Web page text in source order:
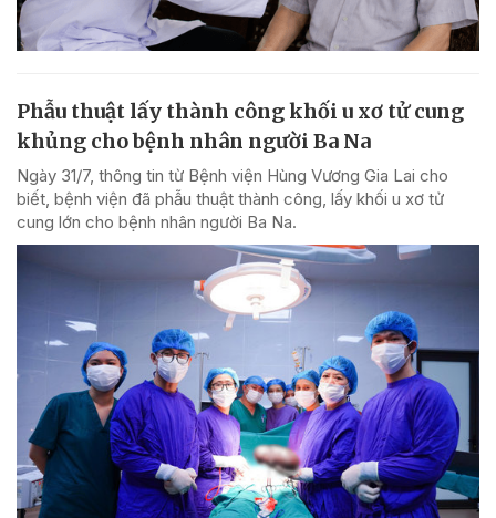
Phẫu thuật lấy thành công khối u xơ tử cung
khủng cho bệnh nhân người Ba Na
Ngày 31/7, thông tin từ Bệnh viện Hùng Vương Gia Lai cho
biết, bệnh viện đã phẫu thuật thành công, lấy khối u xơ tử
cung lớn cho bệnh nhân người Ba Na.